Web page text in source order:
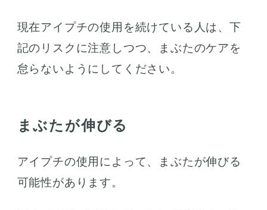
現在アイプチの使用を続けている人は、下
記のリスクに注意しつつ、まぶたのケアを
怠らないようにしてください。
まぶたが伸びる
アイプチの使用によって、まぶたが伸びる
可能性があります。